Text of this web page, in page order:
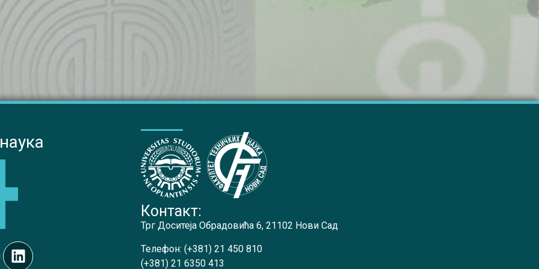
Контакт:
Трг Доситеја Обрадовића 6, 21102 Нови Сад
Телефон: (+381) 21 450 810
(+381) 21 6350 413